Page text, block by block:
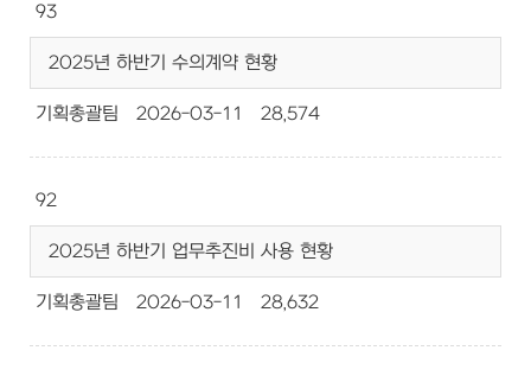
93
2025년 하반기 수의계약 현황
기획총괄팀 2026-03-11 28,574
92
2025년 하반기 업무추진비 사용 현황
기획총괄팀 2026-03-11 28,632